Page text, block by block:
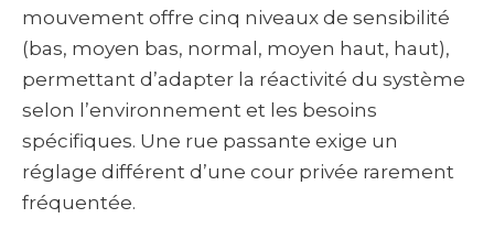
mouvement offre cinq niveaux de sensibilité
(bas, moyen bas, normal, moyen haut, haut),
permettant d’adapter la réactivité du système
selon l’environnement et les besoins
spécifiques. Une rue passante exige un
réglage différent d’une cour privée rarement
fréquentée.